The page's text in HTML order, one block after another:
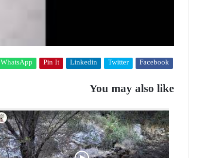
Facebook
Twitter
Linkedin
Pin It
WhatsApp
You may also like